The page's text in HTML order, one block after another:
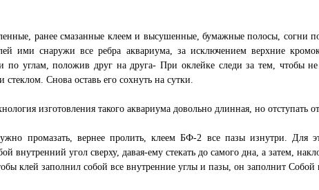
ранее смазанные клеем и высушенные, бумажные полосы, согни
ими снаружи все ребра аквариума, за исключением верхние
по углам, положив друг на друга- При оклейке следи за тем, чтобы не
стеклом. Снова оставь его сохнуть на сутки.
изготовления такого аквариума довольно длинная, но отступать
промазать, вернее пролить, клеем БФ-2 все пазы изнутри. Для
внутренний угол сверху, давая-ему стекать до самого дна, а затем,
клей заполнил собой все внутренние углы и пазы, он заполнит